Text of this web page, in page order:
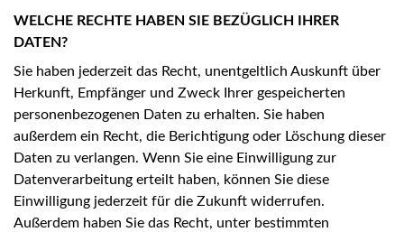
WELCHE RECHTE HABEN SIE BEZÜGLICH IHRER
DATEN?
Sie haben jederzeit das Recht, unentgeltlich Auskunft über
Herkunft, Empfänger und Zweck Ihrer gespeicherten
personenbezogenen Daten zu erhalten. Sie haben
außerdem ein Recht, die Berichtigung oder Löschung dieser
Daten zu verlangen. Wenn Sie eine Einwilligung zur
Datenverarbeitung erteilt haben, können Sie diese
Einwilligung jederzeit für die Zukunft widerrufen.
Außerdem haben Sie das Recht, unter bestimmten